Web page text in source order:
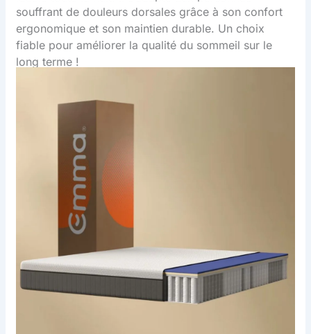
souffrant de douleurs dorsales grâce à son confort
ergonomique et son maintien durable. Un choix
fiable pour améliorer la qualité du sommeil sur le
long terme !